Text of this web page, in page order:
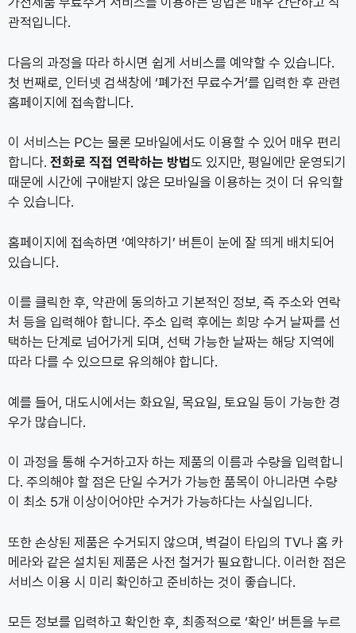
관적입니다.
다음의 과정을 따라 하시면 쉽게 서비스를 예약할 수 있습니다.
첫 번째로, 인터넷 검색창에 ‘폐가전 무료수거’를 입력한 후 관련
홈페이지에 접속합니다.
이 서비스는 PC는 물론 모바일에서도 이용할 수 있어 매우 편리
합니다. 전화로 직접 연락하는 방법 도 있지만, 평일에만 운영되기
때문에 시간에 구애받지 않은 모바일을 이용하는 것이 더 유익할
수 있습니다.
홈페이지에 접속하면 ‘예약하기’ 버튼이 눈에 잘 띄게 배치되어
있습니다.
이를 클릭한 후, 약관에 동의하고 기본적인 정보, 즉 주소와 연락
처 등을 입력해야 합니다. 주소 입력 후에는 희망 수거 날짜를 선
택하는 단계로 넘어가게 되며, 선택 가능한 날짜는 해당 지역에
따라 다를 수 있으므로 유의해야 합니다.
예를 들어, 대도시에서는 화요일, 목요일, 토요일 등이 가능한 경
우가 많습니다.
이 과정을 통해 수거하고자 하는 제품의 이름과 수량을 입력합니
다. 주의해야 할 점은 단일 수거가 가능한 품목이 아니라면 수량
이 최소 5개 이상이어야만 수거가 가능하다는 사실입니다.
또한 손상된 제품은 수거되지 않으며, 벽걸이 타입의 TV나 홈 카
메라와 같은 설치된 제품은 사전 철거가 필요합니다. 이러한 점은
서비스 이용 시 미리 확인하고 준비하는 것이 좋습니다.
모든 정보를 입력하고 확인한 후, 최종적으로 ‘확인’ 버튼을 누르